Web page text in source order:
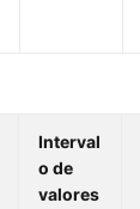
Interval
o de
valores